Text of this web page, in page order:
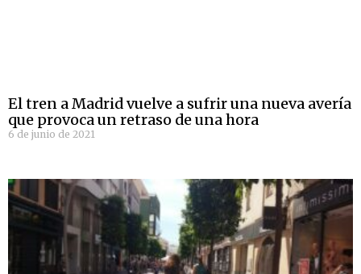
El tren a Madrid vuelve a sufrir una nueva avería
que provoca un retraso de una hora
6 de junio de 2021